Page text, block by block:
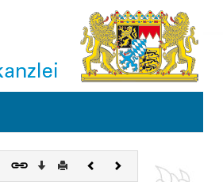
Download
DruckenVorherigesNächstes
Dokument